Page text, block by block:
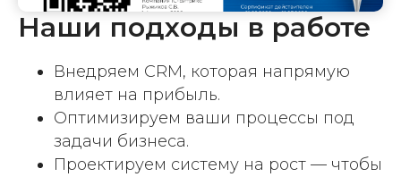
Наши подходы в работе
Внедряем CRM, которая напрямую
влияет на прибыль.
Оптимизируем ваши процессы под
задачи бизнеса.
Проектируем систему на рост — чтобы